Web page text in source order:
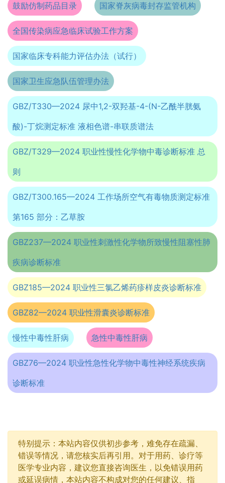
鼓励仿制药品目录 国家脊灰病毒封存监管机构
全国传染病应急临床试验工作方案
国家临床专科能力评估办法（试行）
国家卫生应急队伍管理办法
GBZ/T330—2024 尿中1,2-双羟基-4-(N-乙酰半胱氨
酸)-丁烷测定标准 液相色谱-串联质谱法
GBZ/T329—2024 职业性慢性化学物中毒诊断标准 总
则
GBZ/T300.165—2024 工作场所空气有毒物质测定标准
第165 部分：乙草胺
GBZ237—2024 职业性刺激性化学物所致慢性阻塞性肺
疾病诊断标准
GBZ185—2024 职业性三氯乙烯药疹样皮炎诊断标准
GBZ82—2024 职业性滑囊炎诊断标准
慢性中毒性肝病 急性中毒性肝病
GBZ76—2024 职业性急性化学物中毒性神经系统疾病
诊断标准
特别提示：本站内容仅供初步参考，难免存在疏漏、
错误等情况，请您核实后再引用。对于用药、诊疗等
医学专业内容，建议您直接咨询医生，以免错误用药
或延误病情，本站内容不构成对您的任何建议、指